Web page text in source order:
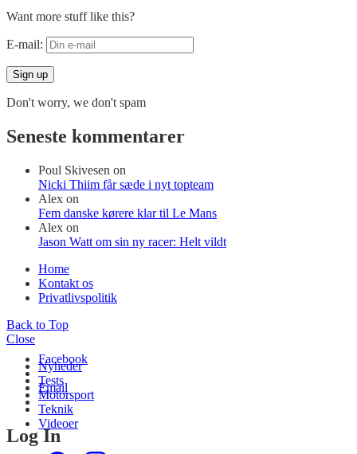
Want more stuff like this?
E-mail:
Don't worry, we don't spam
Seneste kommentarer
Poul Skivesen on
Nicki Thiim får sæde i nyt topteam
Alex on
Fem danske kørere klar til Le Mans
Alex on
Jason Watt om sin ny racer: Helt vildt
Home
Kontakt os
Privatlivspolitik
Back to Top
Close
Nyheder
Tests
Motorsport
Teknik
Videoer
Facebook
Email
Log In